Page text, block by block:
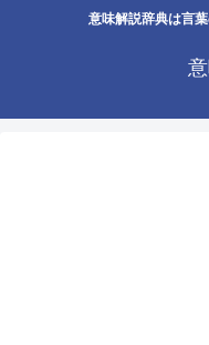
意味解説辞典は言